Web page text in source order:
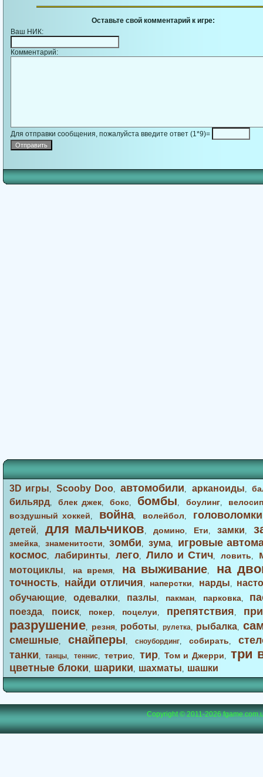
Оставьте свой комментарий к игре:
Ваш НИК:
Комментарий:
Для отправки сообщения, пожалуйста введите ответ (1*9)=
3D игры,Scooby Doo,автомобили, арканоиды,
бильярд,блек джек,бокс, бомбы, боулинг,
воздушный хоккей, война, волейбол, головоломки
детей, для мальчиков, домино, Ети, замки,
змейка, знаменитости,зомби, зума,
игровые
космос, лабиринты, лего,Лило и Стич,ловить,
мотоциклы, на время, на выживание, на
точность, найди отличия, наперстки, нарды,
обучающие, одевалки, пазлы, пакман, парковка,
поезда, поиск, покер, поцелуи, препятствия,
разрушение, резня, роботы, рулетка, рыбалка,
смешные, снайперы, сноубординг, собирать,
танки,танцы, теннис,тетрис, тир,Том и Джерри, три
цветные блоки, шарики, шахматы, шашки
Copyright © 2011-2026